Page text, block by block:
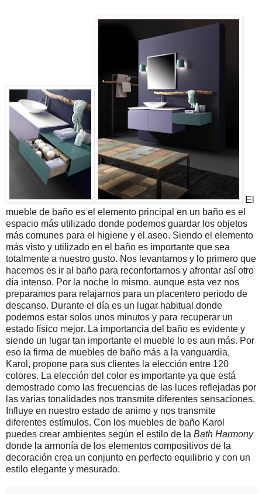
E
mueble de baño es el elemento principal en un baño es el
espacio más utilizado donde podemos guardar los objetos
más comunes para el higiene y el aseo. Siendo el elemento
más visto y utilizado en el baño es importante que sea
totalmente a nuestro gusto. Nos levantamos y lo primero que
hacemos es ir al baño para reconfortarnos y afrontar así otro
día intenso. Por la noche lo mismo, aunque esta vez nos
preparamos para relajarnos para un placentero periodo de
descanso. Durante el día es un lugar habitual donde
podemos estar solos unos minutos y para recuperar un
estado físico mejor. La importancia del baño es evidente y
siendo un lugar tan importante el mueble lo es aun más. Por
eso la firma de muebles de baño más a la vanguardia,
Karol, propone para sus clientes la elección entre 120
colores. La elección del color es importante ya que está
demostrado como las frecuencias de las luces reflejadas por
las varias tonalidades nos transmite diferentes sensaciones.
Influye en nuestro estado de animo y nos transmite
diferentes estímulos. Con los muebles de baño Karol
puedes crear ambientes según el estilo de la Bath Harmony
donde la armonía de los elementos compositivos de la
decoración crea un conjunto en perfecto equilibrio y con un
estilo elegante y mesurado.